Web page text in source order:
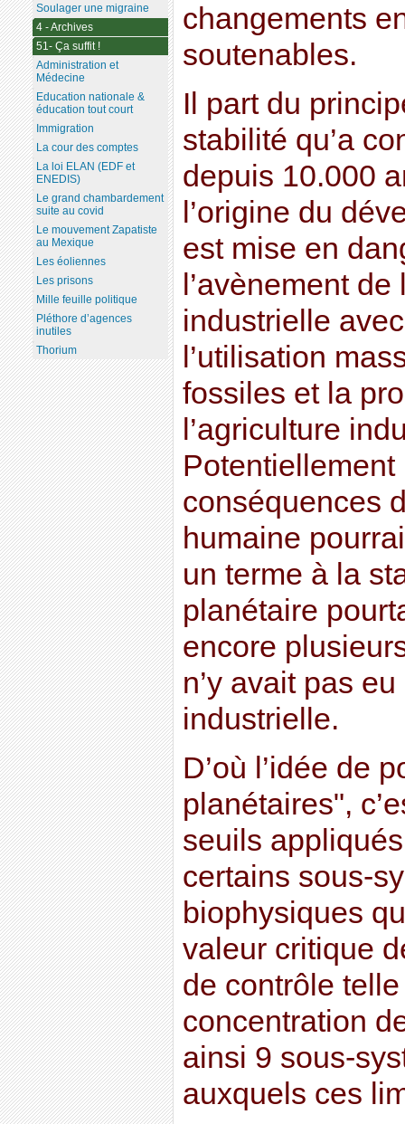
changements
soutenables.
Il part du
stabilité qu’a
depuis 10.000
l’origine du
est mise en
l’avènement
industrielle
l’utilisation
fossiles et la
l’agriculture
conséquences
humaine
un terme à la
planétaire
encore
n’y avait pas
industrielle.
D’où l’idée de
planétaires",
seuils
certains sous-
biophysiques
valeur critique
de contrôle
concentration
ainsi 9 sous-
auxquels ces
Soulager une migraine
4 - Archives
51- Ça suffit !
Administration et
Médecine
Education nationale &
éducation tout court
Immigration
La cour des comptes
La loi ELAN (EDF et
ENEDIS)
Le grand chambardement
suite au covid
Le mouvement Zapatiste
au Mexique
Les éoliennes
Les prisons
Mille feuille politique
Pléthore d’agences
inutiles
Thorium